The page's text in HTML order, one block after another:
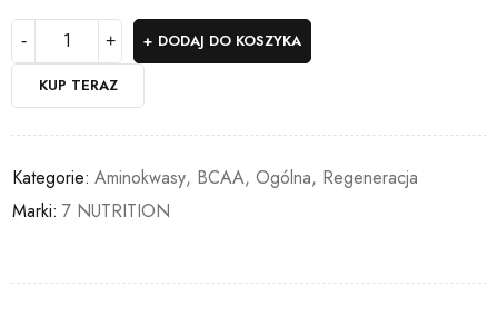
DODAJ DO KOSZYKA
KUP TERAZ
Kategorie: Aminokwasy, BCAA, Ogólna, Regeneracja
Marki: 7 NUTRITION